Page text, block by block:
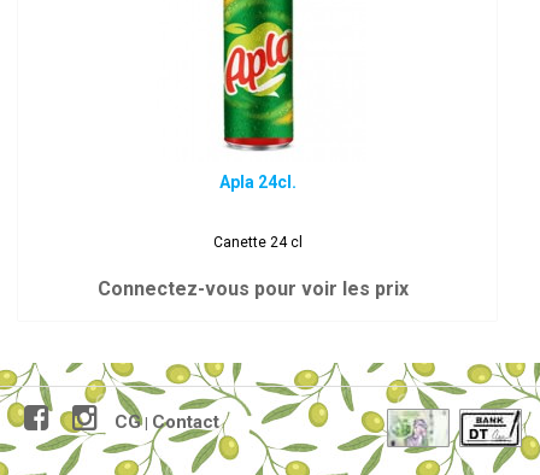
Apla 24cl.
Canette 24 cl
Connectez-vous pour voir les prix
CG| Contact